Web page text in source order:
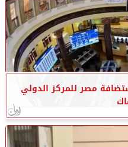
مصر للمركز الدولي